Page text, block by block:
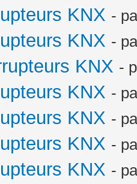
KNX -
KNX -
KNX -
KNX -
KNX -
KNX -
KNX -